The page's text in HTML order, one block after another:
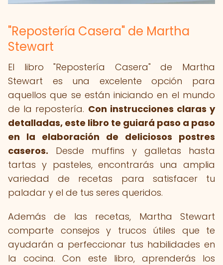
"Repostería Casera" de Martha
Stewart
El libro "Repostería Casera" de Martha
Stewart es una excelente opción para
aquellos que se están iniciando en el mundo
de la repostería. Con instrucciones claras y
detalladas, este libro te guiará paso a paso
en la elaboración de deliciosos postres
caseros. Desde muffins y galletas hasta
tartas y pasteles, encontrarás una amplia
variedad de recetas para satisfacer tu
paladar y el de tus seres queridos.
Además de las recetas, Martha Stewart
comparte consejos y trucos útiles que te
ayudarán a perfeccionar tus habilidades en
la cocina. Con este libro, aprenderás los